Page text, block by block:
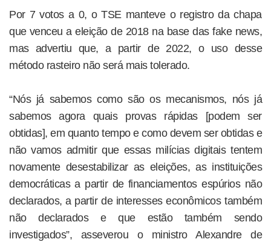
Por 7 votos a 0, o TSE manteve o registro da chapa
que venceu a eleição de 2018 na base das fake news,
mas advertiu que, a partir de 2022, o uso desse
método rasteiro não será mais tolerado.
“Nós já sabemos como são os mecanismos, nós já
sabemos agora quais provas rápidas [podem ser
obtidas], em quanto tempo e como devem ser obtidas e
não vamos admitir que essas milícias digitais tentem
novamente desestabilizar as eleições, as instituições
democráticas a partir de financiamentos espúrios não
declarados, a partir de interesses econômicos também
não declarados e que estão também sendo
investigados”, asseverou o ministro Alexandre de